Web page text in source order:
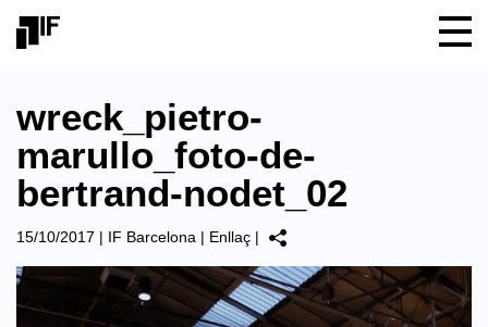
wreck_pietro-
marullo_foto-de-
bertrand-nodet_02
15/10/2017 | IF Barcelona | Enllaç |